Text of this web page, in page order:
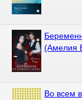
(Амелия
Во всем